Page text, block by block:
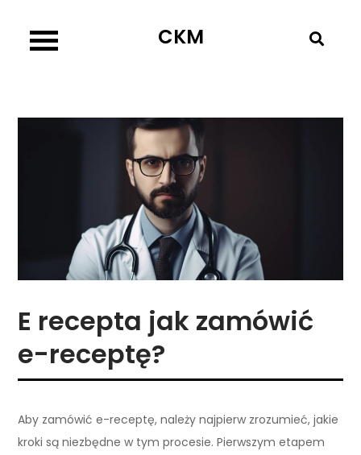
content
CKM
E recepta jak zamówić
e-receptę?
Aby zamówić e-receptę, należy najpierw zrozumieć, jakie
kroki są niezbędne w tym procesie. Pierwszym etapem